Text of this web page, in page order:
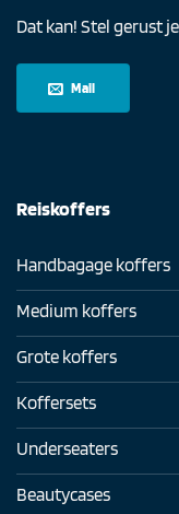
Dat kan! Stel gerust
Mail
Reiskoffers
Handbagage koffers
Medium koffers
Grote koffers
Koffersets
Underseaters
Beautycases